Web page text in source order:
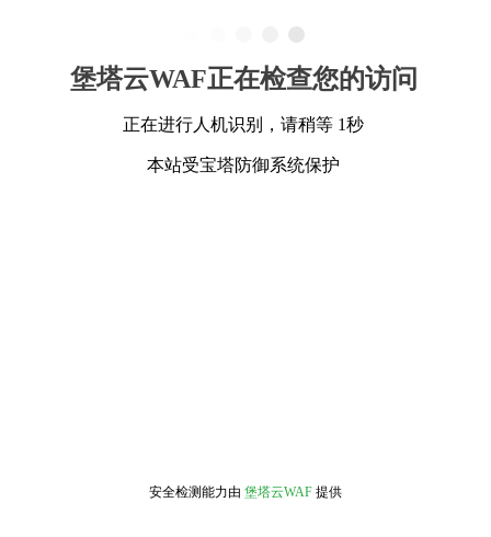
堡塔云WAF正在检查您的访问
正在进行人机识别，请稍等 1秒
本站受宝塔防御系统保护
安全检测能力由 堡塔云WAF 提供